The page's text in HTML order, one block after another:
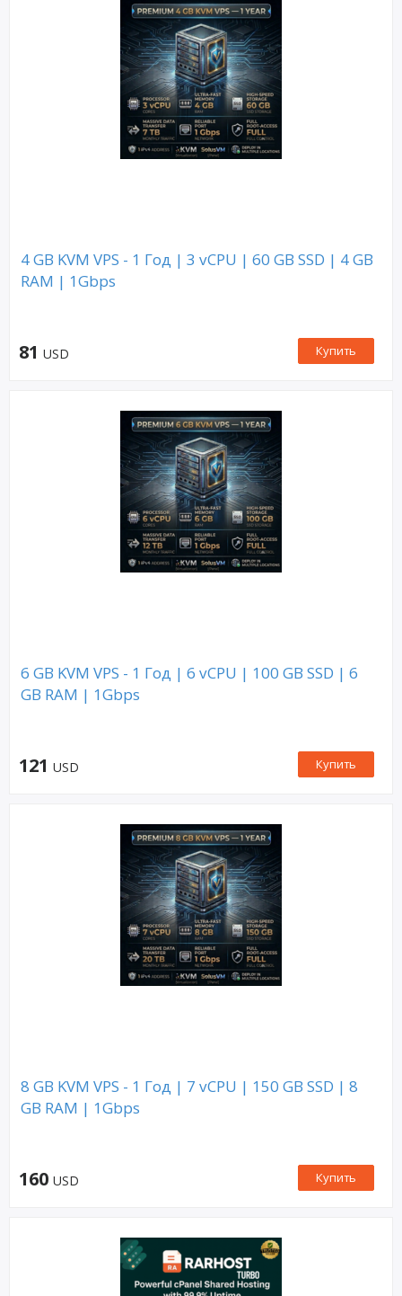
4 GB KVM VPS - 1 Год | 3 vCPU | 60 GB SSD | 4 GB
RAM | 1Gbps
81 USD Купить
6 GB KVM VPS - 1 Год | 6 vCPU | 100 GB SSD | 6
GB RAM | 1Gbps
121 USD Купить
8 GB KVM VPS - 1 Год | 7 vCPU | 150 GB SSD | 8
GB RAM | 1Gbps
160 USD Купить